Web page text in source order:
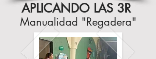
APLICANDO LAS 3R
Manualidad "Regadera"